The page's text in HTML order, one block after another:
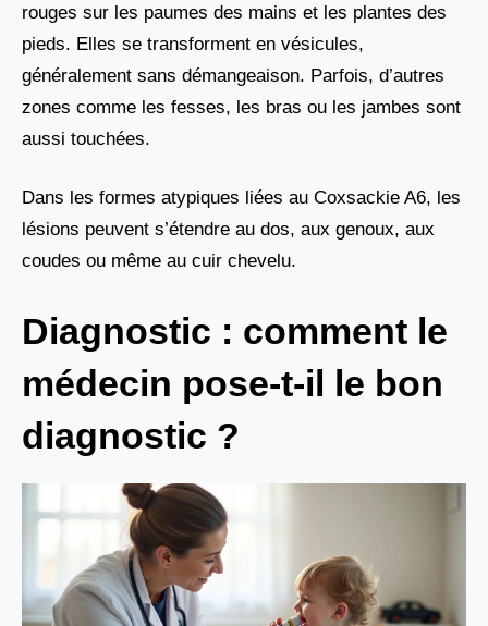
rouges sur les paumes des mains et les plantes des
pieds. Elles se transforment en vésicules,
généralement sans démangeaison. Parfois, d’autres
zones comme les fesses, les bras ou les jambes sont
aussi touchées.
Dans les formes atypiques liées au Coxsackie A6, les
lésions peuvent s’étendre au dos, aux genoux, aux
coudes ou même au cuir chevelu.
Diagnostic : comment le
médecin pose-t-il le bon
diagnostic ?